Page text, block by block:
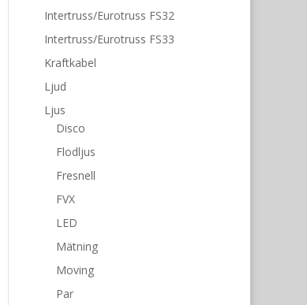
Intertruss/Eurotruss FS32
Intertruss/Eurotruss FS33
Kraftkabel
Ljud
Ljus
Disco
Flodljus
Fresnell
FVX
LED
Mätning
Moving
Par